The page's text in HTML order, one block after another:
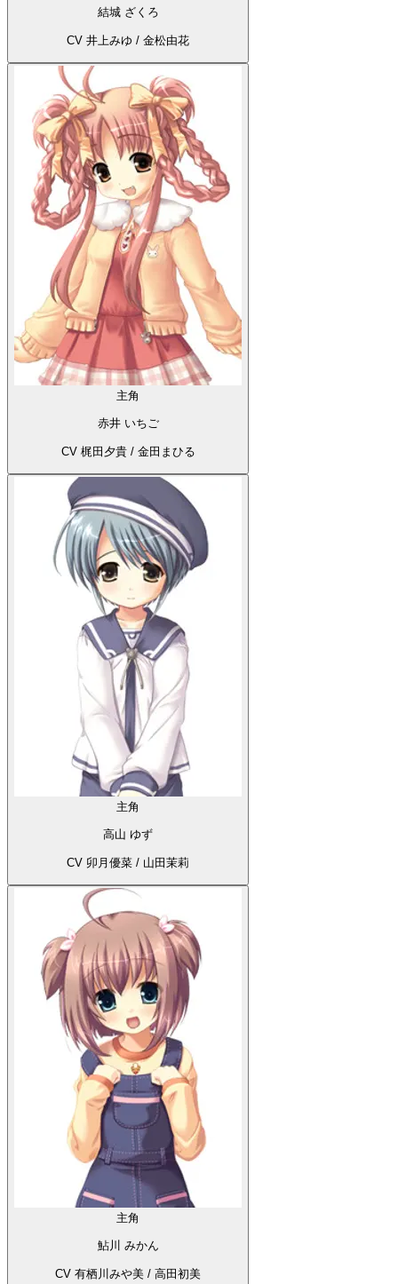
結城 ざくろ
CV 井上みゆ / 金松由花
主角
赤井 いちご
CV 梶田夕貴 / 金田まひる
主角
高山 ゆず
CV 卯月優菜 / 山田茉莉
主角
鮎川 みかん
CV 有栖川みや美 / 高田初美